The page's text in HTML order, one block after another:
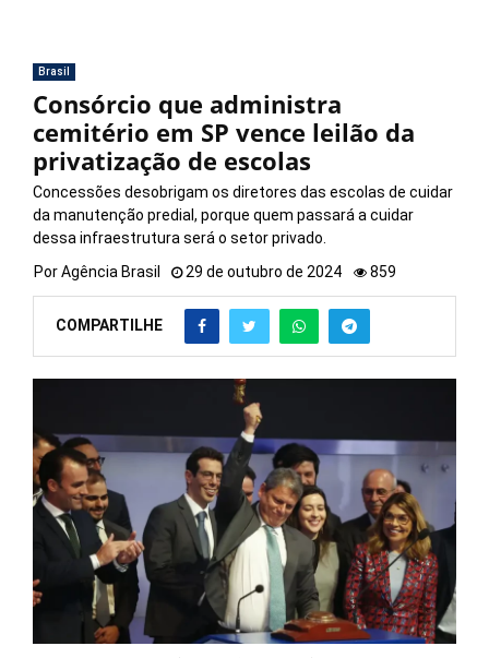
Brasil
Consórcio que administra
cemitério em SP vence leilão da
privatização de escolas
Concessões desobrigam os diretores das escolas de cuidar
da manutenção predial, porque quem passará a cuidar
dessa infraestrutura será o setor privado.
PorAgência Brasil 29 de outubro de 2024 859
COMPARTILHE